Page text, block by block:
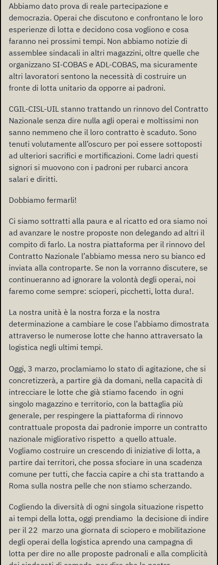
Abbiamo dato prova di reale partecipazione e
democrazia. Operai che discutono e confrontano le loro
esperienze di lotta e decidono cosa vogliono e cosa
faranno nei prossimi tempi. Non abbiamo notizie di
assemblee sindacali in altri magazzini, oltre quelle che
organizzano SI-COBAS e ADL-COBAS, ma sicuramente
altri lavoratori sentono la necessità di costruire un
fronte di lotta unitario da opporre ai padroni.
CGIL-CISL-UIL stanno trattando un rinnovo del Contratto
Nazionale senza dire nulla agli operai e moltissimi non
sanno nemmeno che il loro contratto è scaduto. Sono
tenuti volutamente all’oscuro per poi essere sottoposti
ad ulteriori sacrifici e mortificazioni. Come ladri questi
signori si muovono con i padroni per rubarci ancora
salari e diritti.
Dobbiamo fermarli!
Ci siamo sottratti alla paura e al ricatto ed ora siamo noi
ad avanzare le nostre proposte non delegando ad altri il
compito di farlo. La nostra piattaforma per il rinnovo del
Contratto Nazionale l’abbiamo messa nero su bianco ed
inviata alla controparte. Se non la vorranno discutere, se
continueranno ad ignorare la volontà degli operai, noi
faremo come sempre: scioperi, picchetti, lotta dura!.
La nostra unità è la nostra forza e la nostra
determinazione a cambiare le cose l’abbiamo dimostrata
attraverso le numerose lotte che hanno attraversato la
logistica negli ultimi tempi.
Oggi, 3 marzo, proclamiamo lo stato di agitazione, che si
concretizzerà, a partire già da domani, nella capacità di
intrecciare le lotte che già stiamo facendo in ogni
singolo magazzino e territorio, con la battaglia più
generale, per respingere la piattaforma di rinnovo
contrattuale proposta dai padronie imporre un contratto
nazionale migliorativo rispetto a quello attuale.
Vogliamo costruire un crescendo di iniziative di lotta, a
partire dai territori, che possa sfociare in una scadenza
comune per tutti, che faccia capire a chi sta trattando a
Roma sulla nostra pelle che non stiamo scherzando.
Cogliendo la diversità di ogni singola situazione rispetto
ai tempi della lotta, oggi prendiamo la decisione di indire
per il 22 marzo una giornata di sciopero e mobilitazione
degli operai della logistica aprendo una campagna di
lotta per dire no alle proposte padronali e alla complicità